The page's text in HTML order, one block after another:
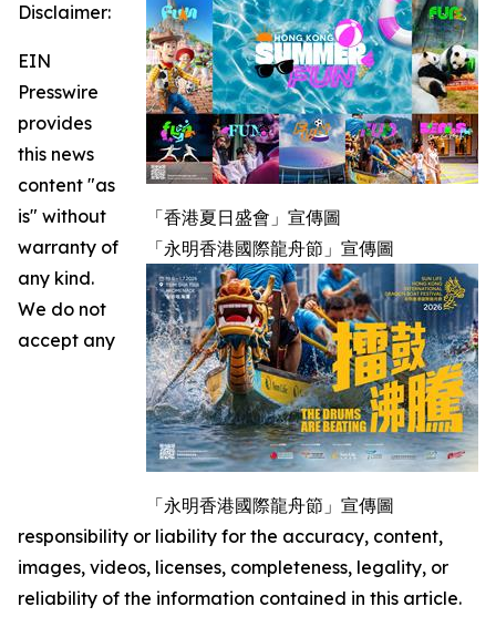
「香港夏日盛會」宣傳圖
「永明香港國際龍舟節」宣傳圖
「永明香港國際龍舟節」宣傳圖
Disclaimer:
EIN
Presswire
provides
this news
content "as
is" without
warranty of
any kind.
We do not
accept any
responsibility or liability for the accuracy, content,
images, videos, licenses, completeness, legality, or
reliability of the information contained in this article.